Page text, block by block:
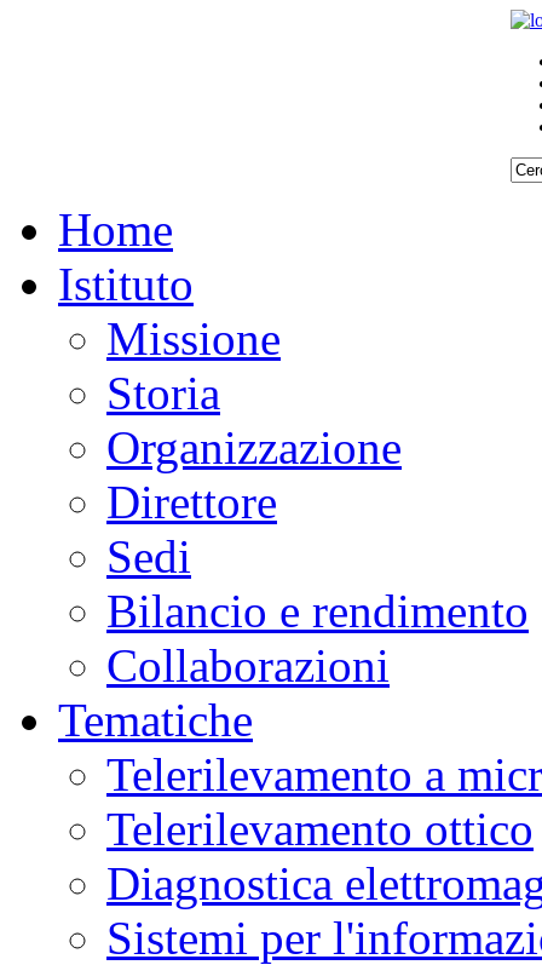
Home
Istituto
Missione
Storia
Organizzazione
Direttore
Sedi
Bilancio e rendimento
Collaborazioni
Tematiche
Telerilevamento a
Telerilevamento ottico
Diagnostica
Sistemi per